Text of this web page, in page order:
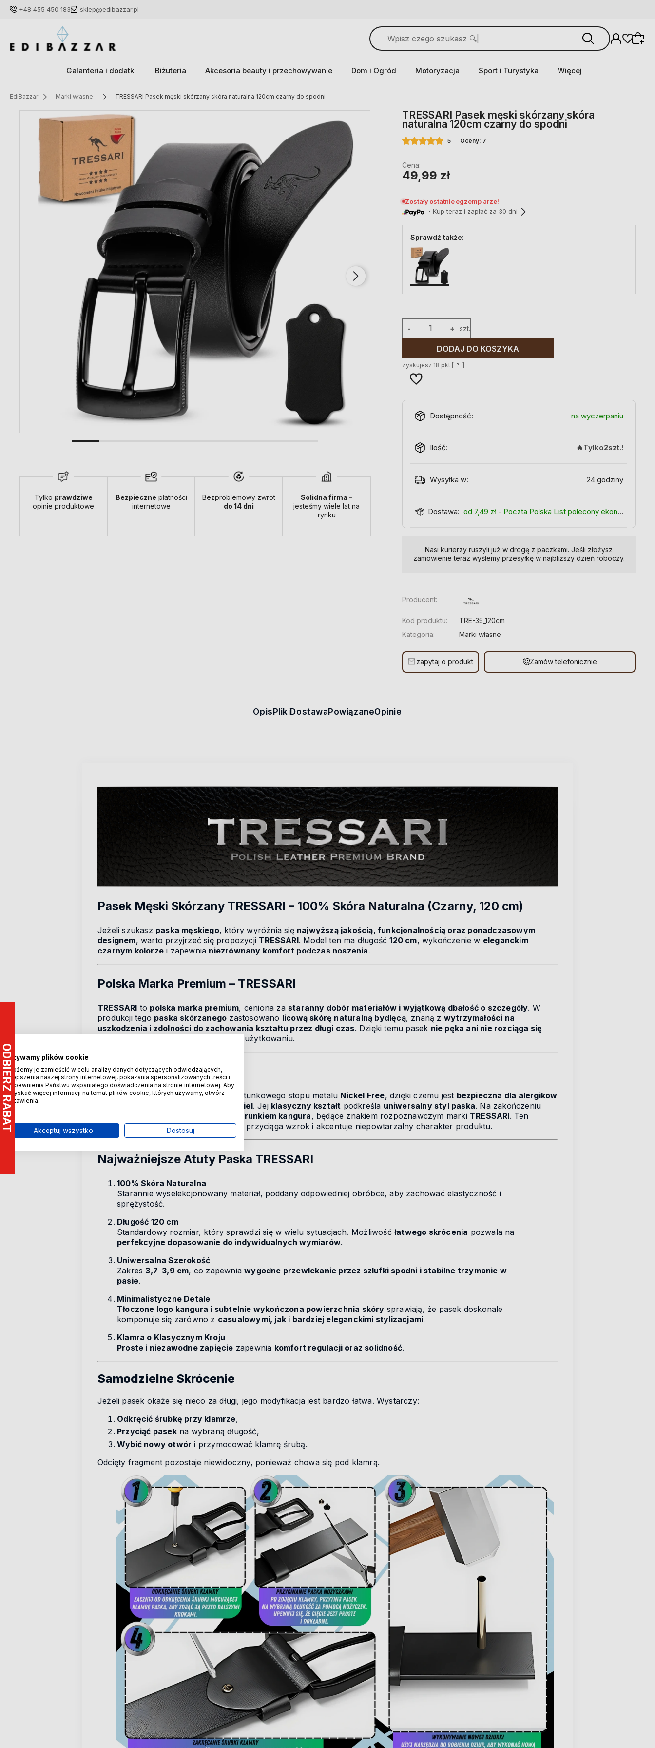
+48 455 450 183 sklep@edibazzar.pl
Galanteria i dodatki Biżuteria Akcesoria beauty i przechowywanie Dom i Ogród Motoryzacja Sport i Turystyka Więcej
EdiBazzar Marki własne TRESSARI Pasek męski skórzany skóra naturalna 120cm czarny do spodni
Tylko prawdziwe
opinie produktowe
Bezpieczne płatności
internetowe
Bezproblemowy zwrot
do 14 dni
Solidna firma -
jesteśmy wiele lat na
rynku
TRESSARI Pasek męski skórzany skóra
naturalna 120cm czarny do spodni
5 Oceny: 7
Cena:
49,99 zł
Zostały ostatnie egzemplarze!
・Kup teraz i zapłać za 30 dni
Sprawdź także:
+
- szt.
DODAJ DO KOSZYKA
Zyskujesz 18 pkt [ ? ]
Dostępność: na wyczerpaniu
Ilość: Tylko2szt.!
Wysyłka w: 24 godziny
Dostawa: od 7,49 zł - Poczta Polska List polecony ekonomiczny
Nasi kurierzy ruszyli już w drogę z paczkami. Jeśli złożysz
zamówienie teraz wyślemy przesyłkę w najbliższy dzień roboczy.
Producent:
Kod produktu:
TRE-35_120cm
Kategoria:
Marki własne
zapytaj o produkt Zamów telefonicznie
OpisPlikiDostawaPowiązaneOpinie
Pasek Męski Skórzany TRESSARI – 100% Skóra Naturalna (Czarny, 120 cm)
Jeżeli szukasz paska męskiego, który wyróżnia się najwyższą jakością, funkcjonalnością oraz ponadczasowym
designem, warto przyjrzeć się propozycji TRESSARI. Model ten ma długość120 cm, wykończenie w eleganckim
czarnym kolorze i zapewnia niezrównany komfort podczas noszenia.
Polska Marka Premium – TRESSARI
TRESSARI to polska marka premium, ceniona za staranny dobór materiałów i wyjątkową dbałość o szczegóły. W
produkcji tego paska skórzanego zastosowano licową skórę naturalną bydlęcą, znaną z wytrzymałości na
uszkodzenia i zdolności do zachowania kształtu przez długi czas. Dzięki temu pasek nie pęka ani nie rozciąga się
, nawet przy intensywnym użytkowaniu.
Klamra i Wygląd Premium
Klamra została wykonana z wysokogatunkowego stopu metalu Nickel Free, dzięki czemu jest bezpieczna dla alergików
i osób szczególnie wrażliwych na nikiel. Jej klasyczny kształt podkreśla uniwersalny styl paska. Na zakończeniu
subtelne tłoczenie z wizerunkiem kangura, będące znakiem rozpoznawczym marki TRESSARI. Ten
drobny, ale charakterystyczny detal
przyciąga wzrok i akcentuje niepowtarzalny charakter produktu.
Najważniejsze Atuty Paska TRESSARI
100% Skóra Naturalna
Starannie wyselekcjonowany materiał, poddany odpowiedniej obróbce, aby zachować elastyczność i
sprężystość.
Długość 120 cm
Standardowy rozmiar, który sprawdzi się w wielu sytuacjach. Możliwośćłatwego skrócenia pozwala na
perfekcyjne dopasowanie do indywidualnych wymiarów.
Uniwersalna Szerokość
Zakres 3,7–3,9 cm, co zapewniawygodne przewlekanie przez szlufki spodni i stabilne trzymanie w
pasie.
Minimalistyczne Detale
Tłoczone logo kangura i subtelnie wykończona powierzchnia skóry sprawiają, że pasek doskonale
komponuje się zarówno z casualowymi, jak i bardziej eleganckimi stylizacjami.
Klamra o Klasycznym Kroju
Proste i niezawodne zapięcie zapewnia komfort regulacji oraz solidność.
Samodzielne Skrócenie
Jeżeli pasek okaże się nieco za długi, jego modyfikacja jest bardzo łatwa. Wystarczy:
Odkręcić śrubkę przy klamrze,
Przyciąć pasekna wybraną długość,
Wybić nowy otwór i przymocować klamrę śrubą.
Odcięty fragment pozostaje niewidoczny, ponieważ chowa się pod klamrą.
Używamy plików cookie
Możemy je zamieścić w celu analizy danych dotyczących odwiedzających,
ulepszenia naszej strony internetowej, pokazania spersonalizowanych treści i
zapewnienia Państwu wspaniałego doświadczenia na stronie internetowej. Aby
uzyskać więcej informacji na temat plików cookie, których używamy, otwórz
ustawienia.
Akceptuj wszystko Dostosuj